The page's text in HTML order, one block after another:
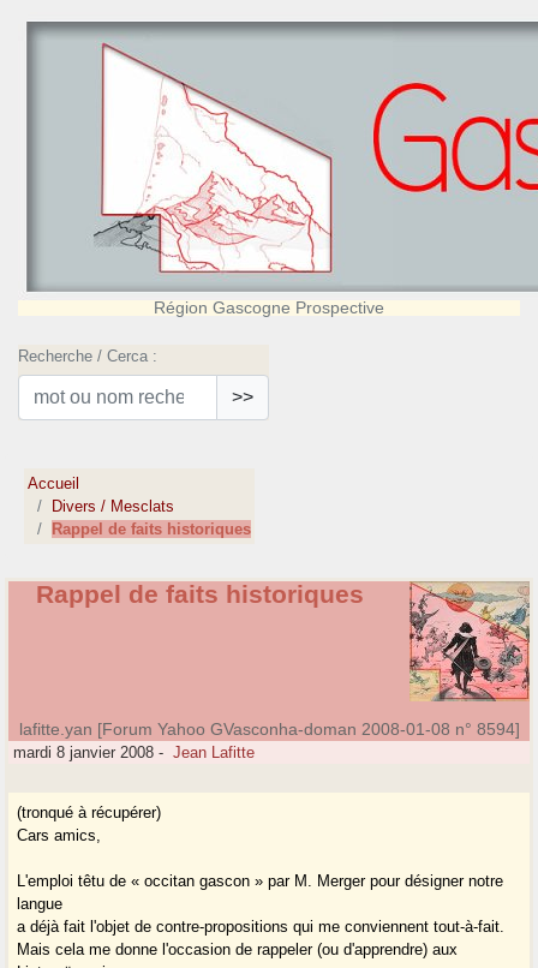
Région Gascogne Prospective
Recherche / Cerca :
>>
Accueil
Divers / Mesclats
Rappel de faits historiques
Rappel de faits historiques
lafitte.yan [Forum Yahoo GVasconha-doman 2008-01-08 n° 8594]
mardi 8 janvier 2008 - Jean Lafitte
(tronqué à récupérer)
Cars amics,
L'emploi têtu de « occitan gascon » par M. Merger pour désigner notre
langue
a déjà fait l'objet de contre-propositions qui me conviennent tout-à-fait.
Mais cela me donne l'occasion de rappeler (ou d'apprendre) aux